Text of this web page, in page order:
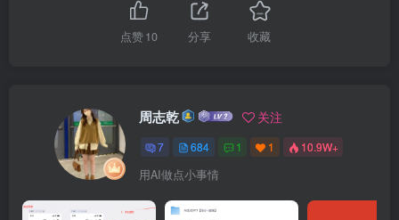
点赞10 分享 收藏
周志乾 关注
7 684 1 1 10.9W+
用AI做点小事情